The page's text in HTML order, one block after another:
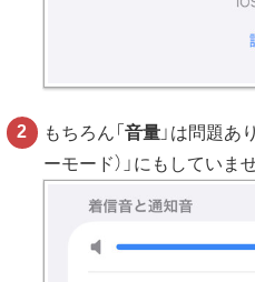
もちろん「音量 」は問題あ
ーモード）」にもしていま